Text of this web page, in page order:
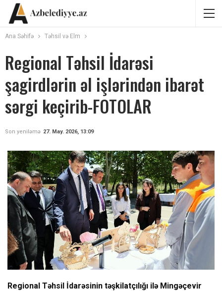
Ana Səhifə Təhsil və Elm
Regional Təhsil İdarəsi
şagirdlərin əl işlərindən ibarət
sərgi keçirib-FOTOLAR
Son yeniləmə 27. May. 2026, 13:09
Regional Təhsil İdarəsinin təşkilatçılığı ilə Mingəçevir